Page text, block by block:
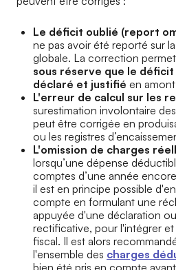
Le déficit oublié (report
ne pas avoir été reporté sur
globale. La correction
sous réserve que le
déclaré et justifié en
L'erreur de calcul sur les
surestimation involontaire
peut être corrigée en
ou les registres
L'omission de charges
lorsqu’une dépense
comptes d’une année
il est en principe possible
compte en formulant une
appuyée d'une déclaration
rectificative, pour l'intégrer
fiscal. Il est alors
l'ensemble des charges
bien été pris en compte